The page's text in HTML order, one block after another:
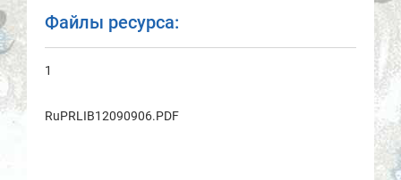
Файлы ресурса:
1
RuPRLIB12090906.PDF